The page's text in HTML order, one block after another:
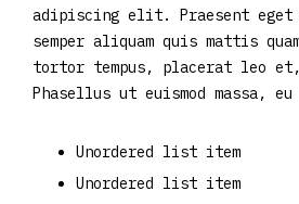
adipiscing elit. Praesent eget
semper aliquam quis mattis
tortor tempus, placerat leo
Phasellus ut euismod massa,
Unordered list item
Unordered list item